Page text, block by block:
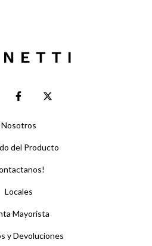
Nosotros
del Producto
Locales
Mayorista
y Devoluciones